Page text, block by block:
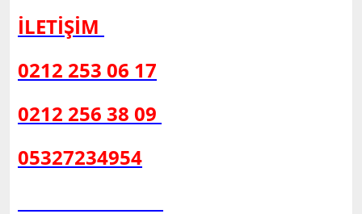
İLETİŞİM
0212 253 06 17
0212 256 38 09
05327234954